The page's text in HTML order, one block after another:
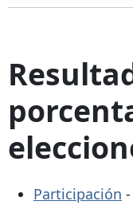
Participación